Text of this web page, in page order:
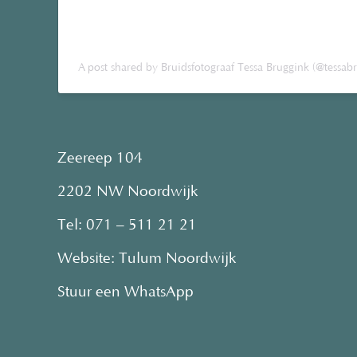
A post shared by Bruidsfotograaf Tessa Bruggink
Zeereep 104
2202 NW Noordwijk
Tel: 071 – 511 21 21
Website: Tulum Noordwijk
Stuur een WhatsApp